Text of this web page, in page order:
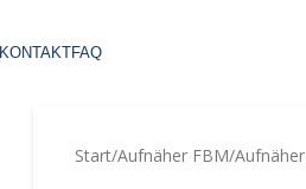
KONTAKTFAQ
Start Aufnäher FBM